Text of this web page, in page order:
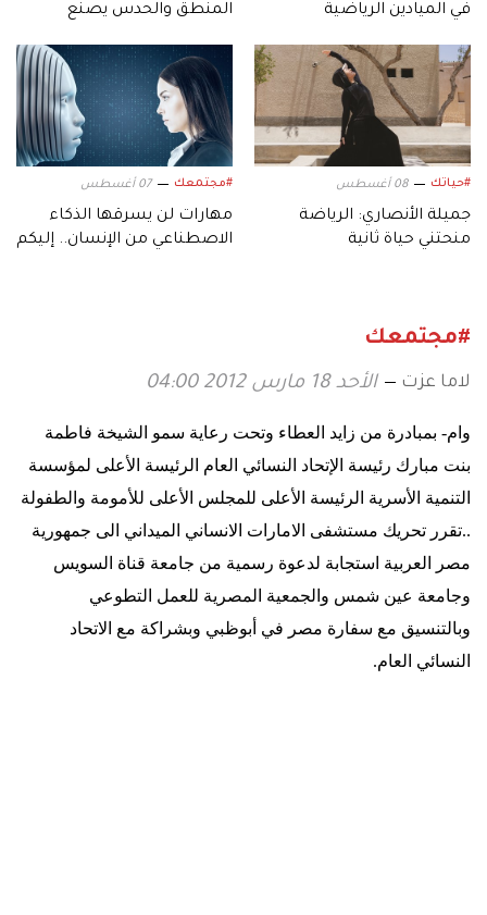
في الميادين الرياضية
المنطق والحدس يصنع
#حياتك 08 أغسطس
جميلة الأنصاري: الرياضة
منحتني حياة ثانية
#مجتمعك 07 أغسطس
مهارات لن يسرقها الذكاء
الاصطناعي من الإنسان.. إليكم
#مجتمعك
لاما عزت الأحد 18 مارس 2012 04:00
وام- بمبادرة من زايد العطاء وتحت رعاية سمو الشيخة فاطمة
بنت مبارك رئيسة الإتحاد النسائي العام الرئيسة الأعلى لمؤسسة
التنمية الأسرية الرئيسة الأعلى للمجلس الأعلى للأمومة والطفولة
..تقرر تحريك مستشفى الامارات الانساني الميداني الى جمهورية
مصر العربية استجابة لدعوة رسمية من جامعة قناة السويس
وجامعة عين شمس والجمعية المصرية للعمل التطوعي
وبالتنسيق مع سفارة مصر في أبوظبي وبشراكة مع الاتحاد
النسائي العام.